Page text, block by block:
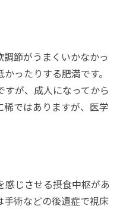
節がうまくいかなかっ
ったりする肥満です。
が、成人になってから
ではありますが、医学
感じさせる摂食中枢があ
手術などの後遺症で視床